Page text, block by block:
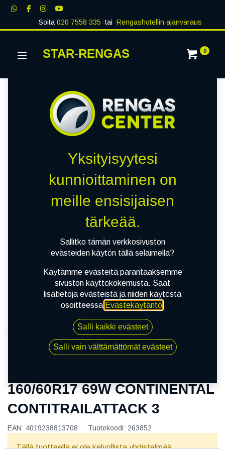
Soita020 7558 335 tai Rengashotellin ajanvaraus
STAR-RENGAS 0
160/60R17 69W CONTINENTAL
CONTITRAILATTACK 3
160/60R17 69W CONTINENTAL
CONTITRAILATTACK 3
EAN: 4019238813708 Tuotekoodi: 263852
Tällä tuotteella ei ole kelvollista yhdistelmää.
Yksityisyytesi
kunnioittaminen on
meille ensisijaisen
tärkeää.
Sallitko tämän verkkosivuston
evästeiden käytön tällä selaimella?
Käytämme evästeitä parantaaksemme
sivuston käyttökokemusta. Saat
lisätietoja evästeistä ja niiden käytöstä
osoitteessa Evästekäytäntö.
Salli kaikki evästeet
Salli vain välttämättömät evästeet